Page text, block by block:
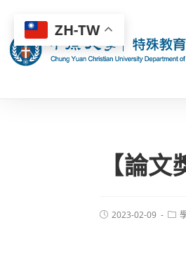
【論
2023-02-09
ZH-TW